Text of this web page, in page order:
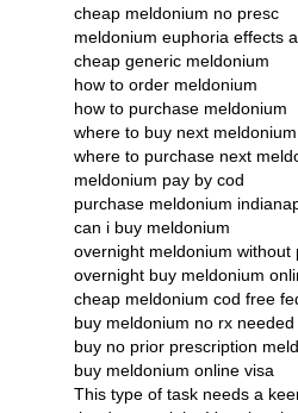
cheap meldonium no presc
meldonium euphoria effects
cheap generic meldonium
how to order meldonium
how to purchase meldonium
where to buy next meldonium
where to purchase next
meldonium pay by cod
purchase meldonium
can i buy meldonium
overnight meldonium without
overnight buy meldonium
cheap meldonium cod free
buy meldonium no rx needed
buy no prior prescription
buy meldonium online visa
This type of task needs a